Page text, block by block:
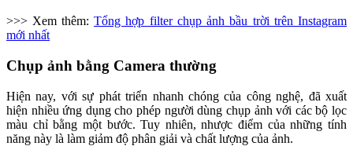
>>> Xem thêm: Tổng hợp filter chụp ảnh bầu trời trên Instagram
mới nhất
Chụp ảnh bằng Camera thường
Hiện nay, với sự phát triển nhanh chóng của công nghệ, đã xuất
hiện nhiều ứng dụng cho phép người dùng chụp ảnh với các bộ lọc
màu chỉ bằng một bước. Tuy nhiên, nhược điểm của những tính
năng này là làm giảm độ phân giải và chất lượng của ảnh.